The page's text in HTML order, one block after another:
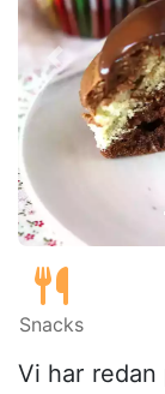
Snacks
Vi har